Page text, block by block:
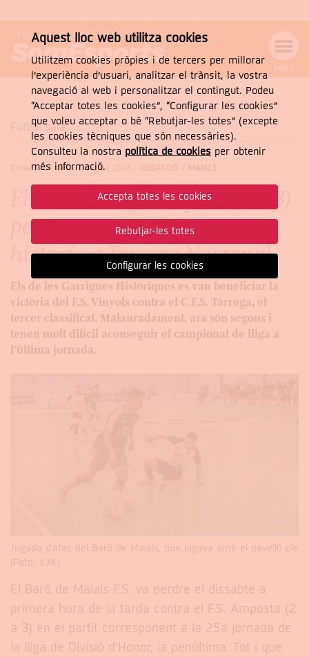
NAVEGACIÓ
MENÚ
Cercar
CERCAR
Futbol sala
Dimarts, 14 de de maig de 2024 MAIALS
El Baró de Maials perd (2 a 3)
però aconsegueix un ascens
històric a Tercera Nacional
Els de les Garrigues Històriques es van beneficiar la
victòria del F.S. Vinyols contra el C.F.S. Tàrrega, el
tercer classificat. Malauradament, ara són segons i
tenen molt difícil aconseguir el campionat de lliga a
l’última jornada.
Jugada d'atac del Baró de Maials, que jugava amb el pavelló ple
(Foto: X.M.)
El Baró de Maials F.S. va perdre el dissabte a
primera hora de la tarda contra el F.S. Amposta (2
a 3) en el partit corresponent a la 25a jornada de
la lliga de Divisió d’Honor, la penúltima. Tot i que
Aquest lloc web utilitza cookies
Utilitzem cookies pròpies i de tercers per millorar
l’experiència d’usuari, analitzar el trànsit, la vostra
navegació al web i personalitzar el contingut. Podeu
“Acceptar totes les cookies”, “Configurar les cookies”
que voleu acceptar o bé “Rebutjar-les totes” (excepte
les cookies tècniques que són necessàries).
Consulteu la nostra política de cookiesper obtenir
més informació.
Accepta totes les cookies
Rebutjar-les totes
Configurar les cookies